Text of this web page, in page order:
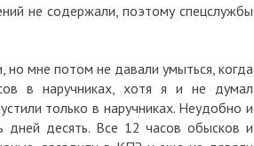
не содержали, поэтому спецслужбы
но мне потом не давали умыться, когда
в наручниках, хотя я и не думал
только в наручниках. Неудобно и
дней десять. Все 12 часов обысков и